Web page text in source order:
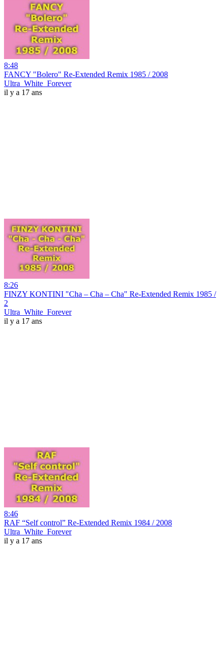
8:48
FANCY "Bolero" Re-Extended Remix 1985 / 2008
Ultra_White_Forever
il y a 17 ans
8:26
FINZY KONTINI "Cha – Cha – Cha" Re-Extended Remix 1985 /
2
Ultra_White_Forever
il y a 17 ans
8:46
RAF “Self control” Re-Extended Remix 1984 / 2008
Ultra_White_Forever
il y a 17 ans